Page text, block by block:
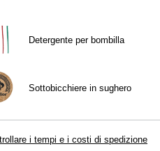
Detergente per bombilla
Sottobicchiere in sughero
i tempi e i costi di spedizione